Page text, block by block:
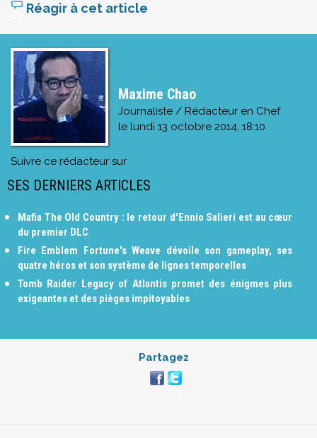
Réagir à cet article
Maxime Chao
Journaliste / Rédacteur en Chef
le lundi 13 octobre 2014, 18:10
Suivre ce rédacteur sur
SES DERNIERS ARTICLES
Mafia The Old Country : le retour d'Ennio Salieri est au cœur
du premier DLC
Fire Emblem Fortune's Weave dévoile son gameplay, ses
quatre héros et son système de lignes temporelles
Tomb Raider Legacy of Atlantis promet des énigmes plus
exigeantes et des pièges impitoyables
Partagez